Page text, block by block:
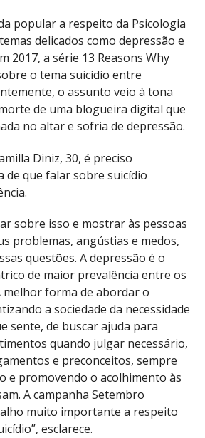
popular a respeito da Psicologia
delicados como depressão e
2017, a série 13 Reasons Why
o tema suicídio entre
o assunto veio à tona
de uma blogueira digital que
no altar e sofria de depressão.
Diniz, 30, é preciso
de que falar sobre suicídio
sobre isso e mostrar às pessoas
problemas, angústias e medos,
questões. A depressão é o
de maior prevalência entre os
melhor forma de abordar o
a sociedade da necessidade
sente, de buscar ajuda para
quando julgar necessário,
e preconceitos, sempre
e promovendo o acolhimento às
A campanha Setembro
muito importante a respeito
esclarece.